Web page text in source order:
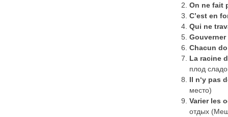
On ne fait
C’est en
Qui ne
Gouverner
Chacun
La racine
плод
Il n‘y pas
место)
Varier les
отдых